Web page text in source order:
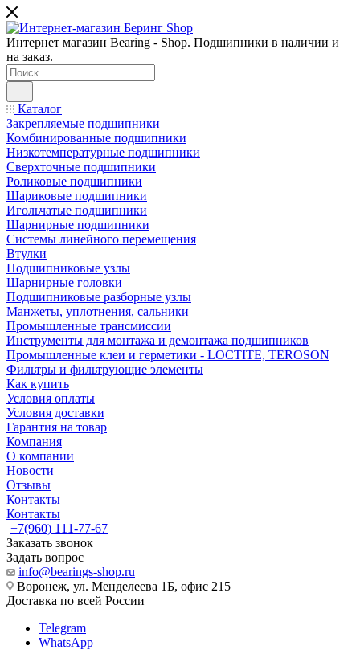
Интернет магазин Bearing - Shop. Подшипники в наличии и
на заказ.
Каталог
Закрепляемые подшипники
Комбинированные подшипники
Низкотемпературные подшипники
Сверхточные подшипники
Роликовые подшипники
Шариковые подшипники
Игольчатые подшипники
Шарнирные подшипники
Системы линейного перемещения
Втулки
Подшипниковые узлы
Шарнирные головки
Подшипниковые разборные узлы
Манжеты, уплотнения, сальники
Промышленные трансмиссии
Инструменты для монтажа и демонтажа подшипников
Промышленные клеи и герметики - LOCTITE, TEROSON
Фильтры и фильтрующие элементы
Как купить
Условия оплаты
Условия доставки
Гарантия на товар
Компания
О компании
Новости
Отзывы
Контакты
Контакты
+7(960) 111-77-67
Заказать звонок
Задать вопрос
info@bearings-shop.ru
Воронеж, ул. Менделеева 1Б, офис 215
Доставка по всей России
Telegram
WhatsApp